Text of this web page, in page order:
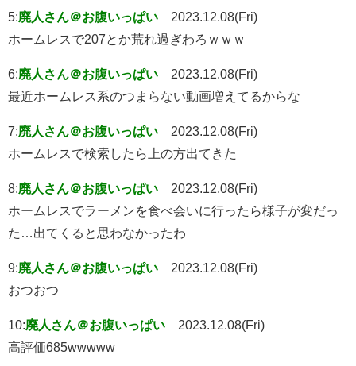
5:廃人さん＠お腹いっぱい
2023.12.08(Fri)
ホームレスで207とか荒れ過ぎわろｗｗｗ
6:廃人さん＠お腹いっぱい
2023.12.08(Fri)
最近ホームレス系のつまらない動画増えてるからな
7:廃人さん＠お腹いっぱい
2023.12.08(Fri)
ホームレスで検索したら上の方出てきた
8:廃人さん＠お腹いっぱい
2023.12.08(Fri)
ホームレスでラーメンを食べ会いに行ったら様子が変だっ
た…出てくると思わなかったわ
9:廃人さん＠お腹いっぱい
2023.12.08(Fri)
おつおつ
10:廃人さん＠お腹いっぱい
2023.12.08(Fri)
高評価685wwwww